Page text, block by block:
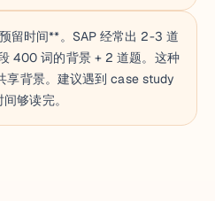
留时间**。SAP 经常出 2-3 道
400 词的背景 + 2 道题。这种
享背景。建议遇到 case study
够读完。